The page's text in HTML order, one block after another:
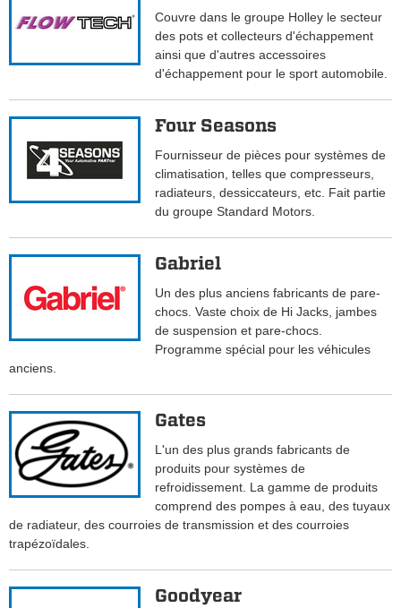
Couvre dans le groupe Holley le secteur
des pots et collecteurs d'échappement
ainsi que d'autres accessoires
d'échappement pour le sport automobile.
Four Seasons
Fournisseur de pièces pour systèmes de
climatisation, telles que compresseurs,
radiateurs, dessiccateurs, etc. Fait partie
du groupe Standard Motors.
Gabriel
Un des plus anciens fabricants de pare-
chocs. Vaste choix de Hi Jacks, jambes
de suspension et pare-chocs.
Programme spécial pour les véhicules
anciens.
Gates
L'un des plus grands fabricants de
produits pour systèmes de
refroidissement. La gamme de produits
comprend des pompes à eau, des tuyaux
de radiateur, des courroies de transmission et des courroies
trapézoïdales.
Goodyear